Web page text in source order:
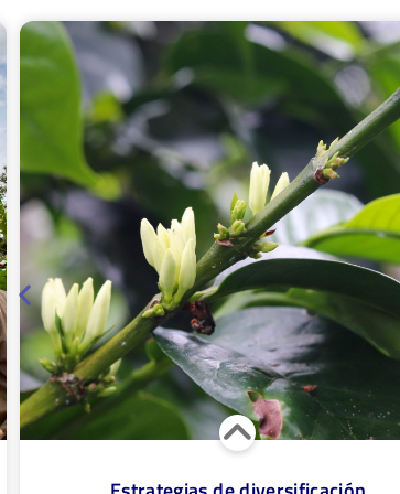
Comprende el apoyo para la cotización social,
económica y organizativa de estrategias como:
casas de semillas, huertas, comunitarias,
fábrica de bioinsumos, tiendas comunitarias,
viveros forestales nativos.